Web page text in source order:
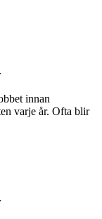
innan
varje år. Ofta blir